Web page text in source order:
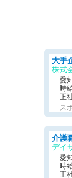
株式
愛
時
正
ス
デイ
愛
時
正